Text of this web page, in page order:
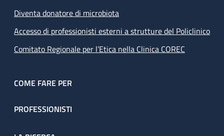
Diventa donatore di microbiota
Accesso di professionisti esterni a strutture del Policlinico
Comitato Regionale per l’Etica nella Clinica COREC
COME FARE PER
PROFESSIONISTI